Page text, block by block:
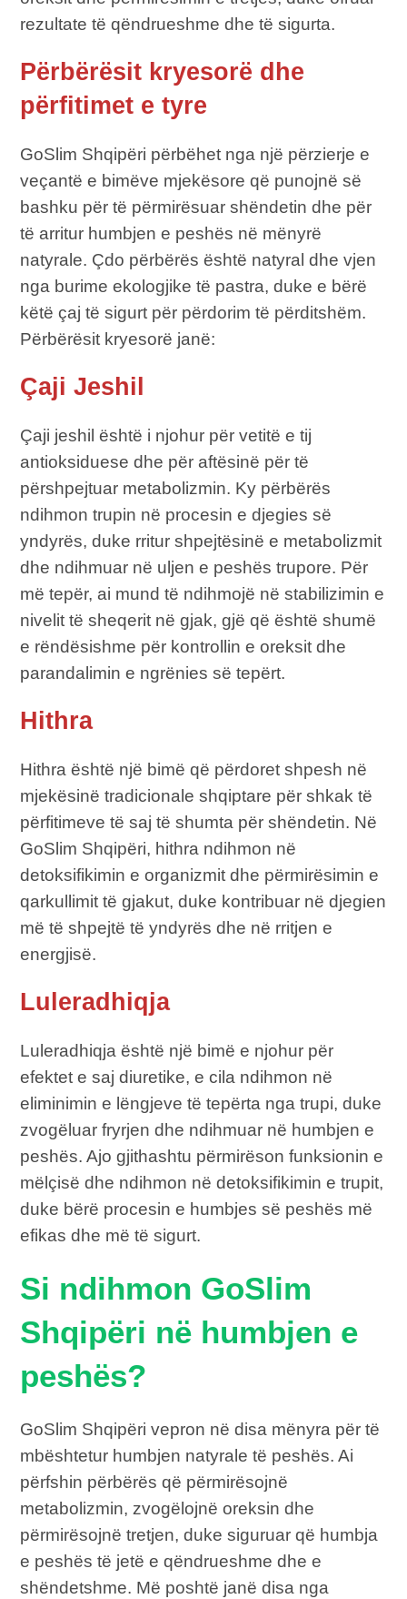
rezultate të qëndrueshme dhe të sigurta.
Përbërësit kryesorë dhe
përfitimet e tyre
GoSlim Shqipëri përbëhet nga një përzierje e
veçantë e bimëve mjekësore që punojnë së
bashku për të përmirësuar shëndetin dhe për
të arritur humbjen e peshës në mënyrë
natyrale. Çdo përbërës është natyral dhe vjen
nga burime ekologjike të pastra, duke e bërë
këtë çaj të sigurt për përdorim të përditshëm.
Përbërësit kryesorë janë:
Çaji Jeshil
Çaji jeshil është i njohur për vetitë e tij
antioksiduese dhe për aftësinë për të
përshpejtuar metabolizmin. Ky përbërës
ndihmon trupin në procesin e djegies së
yndyrës, duke rritur shpejtësinë e metabolizmit
dhe ndihmuar në uljen e peshës trupore. Për
më tepër, ai mund të ndihmojë në stabilizimin e
nivelit të sheqerit në gjak, gjë që është shumë
e rëndësishme për kontrollin e oreksit dhe
parandalimin e ngrënies së tepërt.
Hithra
Hithra është një bimë që përdoret shpesh në
mjekësinë tradicionale shqiptare për shkak të
përfitimeve të saj të shumta për shëndetin. Në
GoSlim Shqipëri, hithra ndihmon në
detoksifikimin e organizmit dhe përmirësimin e
qarkullimit të gjakut, duke kontribuar në djegien
më të shpejtë të yndyrës dhe në rritjen e
energjisë.
Luleradhiqja
Luleradhiqja është një bimë e njohur për
efektet e saj diuretike, e cila ndihmon në
eliminimin e lëngjeve të tepërta nga trupi, duke
zvogëluar fryrjen dhe ndihmuar në humbjen e
peshës. Ajo gjithashtu përmirëson funksionin e
mëlçisë dhe ndihmon në detoksifikimin e trupit,
duke bërë procesin e humbjes së peshës më
efikas dhe më të sigurt.
Si ndihmon GoSlim
Shqipëri në humbjen e
peshës?
GoSlim Shqipëri vepron në disa mënyra për të
mbështetur humbjen natyrale të peshës. Ai
përfshin përbërës që përmirësojnë
metabolizmin, zvogëlojnë oreksin dhe
përmirësojnë tretjen, duke siguruar që humbja
e peshës të jetë e qëndrueshme dhe e
shëndetshme. Më poshtë janë disa nga